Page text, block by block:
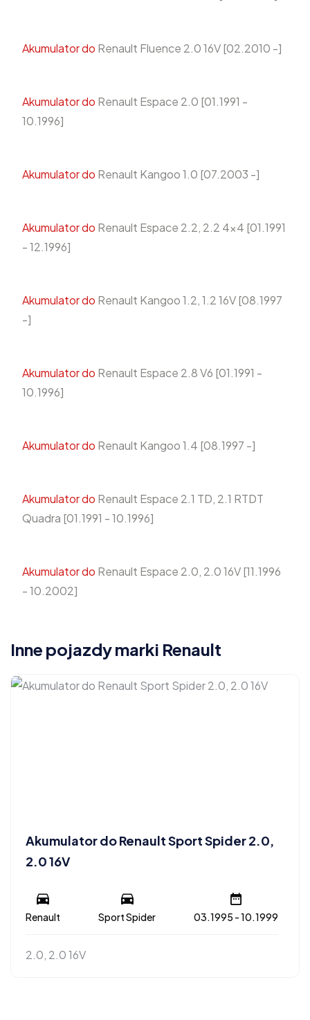
Akumulator do Renault Fluence 2.0 16V [02.2010 -]
Akumulator do Renault Espace 2.0 [01.1991 -
10.1996]
Akumulator do Renault Kangoo 1.0 [07.2003 -]
Akumulator do Renault Espace 2.2, 2.2 4x4 [01.1991
- 12.1996]
Akumulator do Renault Kangoo 1.2, 1.2 16V [08.1997
-]
Akumulator do Renault Espace 2.8 V6 [01.1991 -
10.1996]
Akumulator do Renault Kangoo 1.4 [08.1997 -]
Akumulator do Renault Espace 2.1 TD, 2.1 RTDT
Quadra [01.1991 - 10.1996]
Akumulator do Renault Espace 2.0, 2.0 16V [11.1996
- 10.2002]
Inne pojazdy marki Renault
Akumulator do Renault Sport Spider 2.0,
2.0 16V
Renault Sport Spider 03.1995 - 10.1999
2.0, 2.0 16V